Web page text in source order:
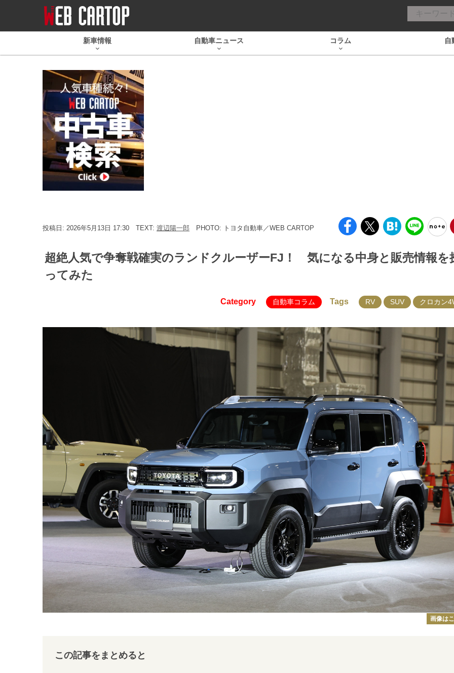
新車情報 自動車ニュース コラム 自
投稿日: 2026年5月13日 17:30 TEXT: 渡辺陽一郎 PHOTO: トヨタ自動車／WEB CARTOP
超絶人気で争奪戦確実のランドクルーザーFJ！ 気になる中身と販売情報を
ってみた
Category 自動車コラム Tags RV SUV クロカン
画像は
この記事をまとめると